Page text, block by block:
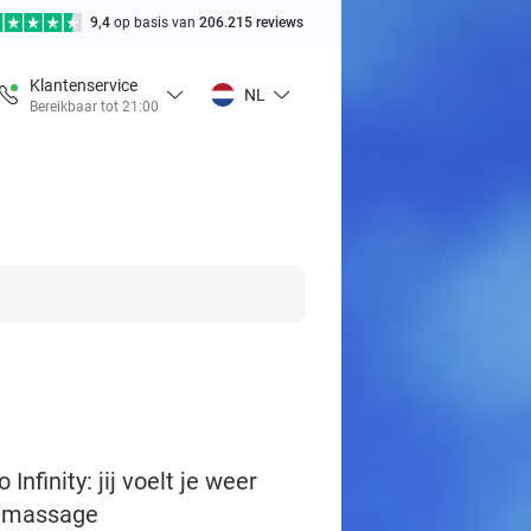
9,4 op basis van 206.215 reviews
Klantenservice
Bereikbaar tot 21:00
NL
Infinity: jij voelt je weer